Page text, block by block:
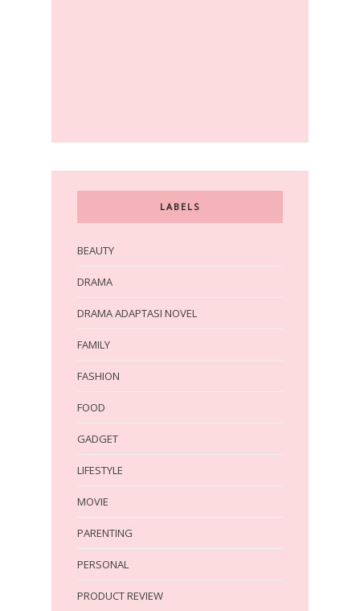
LABELS
BEAUTY
DRAMA
DRAMA ADAPTASI NOVEL
FAMILY
FASHION
FOOD
GADGET
LIFESTYLE
MOVIE
PARENTING
PERSONAL
PRODUCT REVIEW